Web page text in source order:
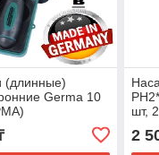
(длинные)
Germa 10
шт,
2